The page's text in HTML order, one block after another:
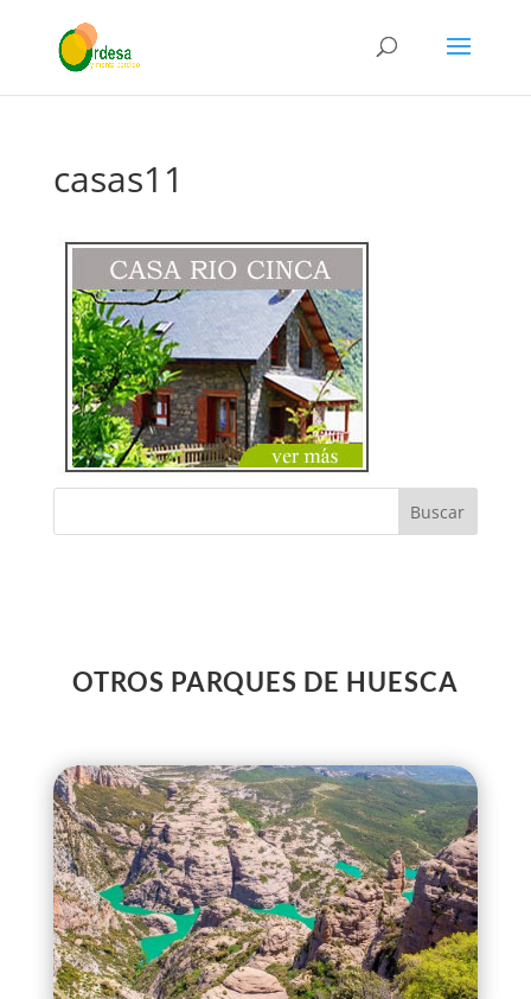
casas11
OTROS PARQUES DE HUESCA